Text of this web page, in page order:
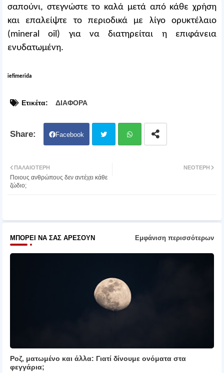
σαπούνι, στεγνώστε το καλά μετά από κάθε χρήση
και επαλείψτε το περιοδικά με λίγο ορυκτέλαιο
(mineral oil) για να διατηρείται η επιφάνεια
ενυδατωμένη.
iefimerida
Ετικέτα: ΔΙΑΦΟΡΑ
Facebook
ter
ΝΕΌΤΕΡΗ
ΠΑΛΑΙΌΤΕΡΗ
Ποιους ανθρώπους δεν αντέχει κάθε
ζώδιο;
ΜΠΟΡΕΊ ΝΑ ΣΑΣ ΑΡΈΣΟΥΝ Εμφάνιση περισσότερων
Ροζ, ματωμένο και άλλα: Γιατί δίνουμε ονόματα στα
φεγγάρια;